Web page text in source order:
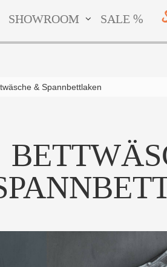
SHOWROOM SALE %
& Spannbettlaken